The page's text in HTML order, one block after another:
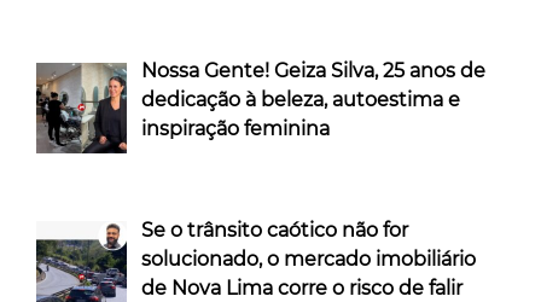
Nossa Gente! Geiza Silva, 25 anos de
dedicação à beleza, autoestima e
inspiração feminina
Se o trânsito caótico não for
solucionado, o mercado imobiliário
de Nova Lima corre o risco de falir